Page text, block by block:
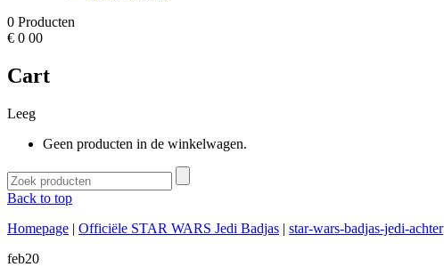
0 Producten
€ 0 00
Cart
Leeg
Geen producten in de winkelwagen.
Back to top
Homepage | Officiële STAR WARS Jedi Badjas | star-wars-badjas-jedi-achter
feb20